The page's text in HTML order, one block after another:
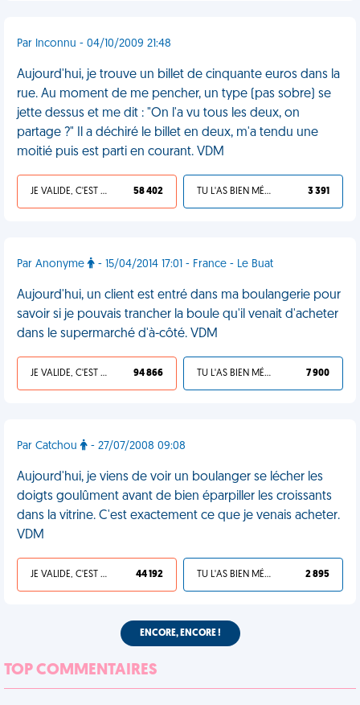
Par Inconnu - 04/10/2009 21:48
Aujourd'hui, je trouve un billet de cinquante euros dans la
rue. Au moment de me pencher, un type (pas sobre) se
jette dessus et me dit : "On l'a vu tous les deux, on
partage ?" Il a déchiré le billet en deux, m'a tendu une
moitié puis est parti en courant. VDM
JE VALIDE, C'EST UNE VDM 58 402 TU L'AS BIEN MÉRITÉ 3 391
Par Anonyme - 15/04/2014 17:01 - France - Le Buat
Aujourd'hui, un client est entré dans ma boulangerie pour
savoir si je pouvais trancher la boule qu'il venait d'acheter
dans le supermarché d'à-côté. VDM
JE VALIDE, C'EST UNE VDM 94 866 TU L'AS BIEN MÉRITÉ 7 900
Par Catchou - 27/07/2008 09:08
Aujourd'hui, je viens de voir un boulanger se lécher les
doigts goulûment avant de bien éparpiller les croissants
dans la vitrine. C'est exactement ce que je venais acheter.
VDM
JE VALIDE, C'EST UNE VDM 44 192 TU L'AS BIEN MÉRITÉ 2 895
ENCORE, ENCORE !
TOP COMMENTAIRES